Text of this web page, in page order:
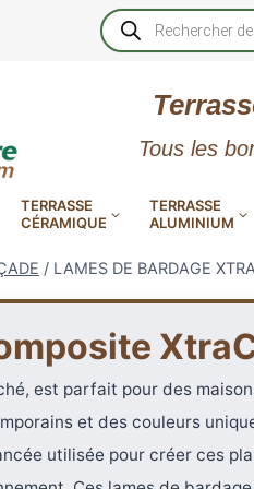
Recherche
de
produits
Tous les
EN
TERRASSE
CÉRAMIQUE
TERRASSE
ALUMINIUM
EN BOIS
EN PVC
/ LAMES DE BARDAGE
est parfait pour des
et des couleurs
utilisée pour créer ces